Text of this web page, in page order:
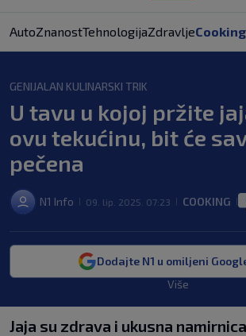
AutoZnanostTehnologijaZdravljeCooking
GENIJALAN KULINARSKI TRIK
U tavu u kojoj pržite
ovu tekućinu, bit će
pečena
N1 Info 09. lip. 2025. 07:23 COOKING
Dodajte N1 u omiljeni
Više
Jaja su zdrava i ukusna